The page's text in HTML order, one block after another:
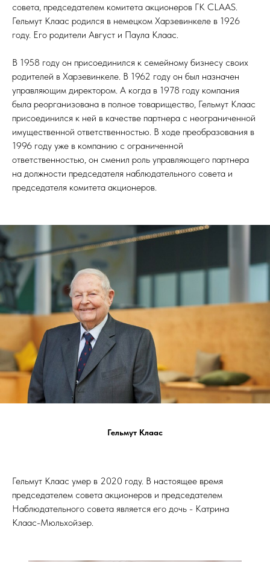
совета, председателем комитета акционеров ГК CLAAS.
Гельмут Клаас родился в немецком Харзевинкеле в 1926
году. Его родители Август и Паула Клаас.
В 1958 году он присоединился к семейному бизнесу своих
родителей в Харзевинкеле. В 1962 году он был назначен
управляющим директором. А когда в 1978 году компания
была реорганизована в полное товарищество, Гельмут Клаас
присоединился к ней в качестве партнера с неограниченной
имущественной ответственностью. В ходе преобразования в
1996 году уже в компанию с ограниченной
ответственностью, он сменил роль управляющего партнера
на должности председателя наблюдательного совета и
председателя комитета акционеров.
Гельмут Клаас
Гельмут Клаас умер в 2020 году. В настоящее время
председателем совета акционеров и председателем
Наблюдательного совета является его дочь - Катрина
Клаас-Мюльхойзер.